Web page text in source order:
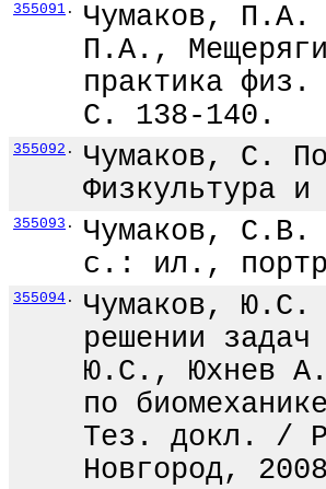
355091 .
Чумаков, П.А.
П.А.,
практика
С. 138-140.
355092 .
Чумаков, С.
355093 .
Чумаков,
с.: ил.,
355094 .
Чумаков, Ю.С.
решении
Ю.С., Юхнев
по
Тез. докл. /
Новгород,